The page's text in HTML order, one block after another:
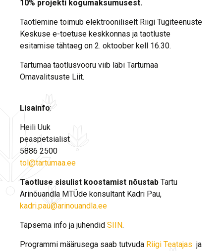
10% projekti kogumaksumusest.
Taotlemine toimub elektrooniliselt Riigi Tugiteenuste
Keskuse e-toetuse keskkonnas ja taotluste
esitamise tähtaeg on 2. oktoober kell 16.30.
Tartumaa taotlusvooru viib läbi Tartumaa
Omavalitsuste Liit.
Lisainfo:
Heili Uuk
peaspetsialist
5886 2500
tol@tartumaa.ee
Taotluse sisulist koostamist nõustab Tartu
Ärinõuandla MTÜde konsultant Kadri Pau,
kadri.pau@arinouandla.ee
Täpsema info ja juhendid SIIN.
Programmi määrusega saab tutvuda Riigi Teatajas ja